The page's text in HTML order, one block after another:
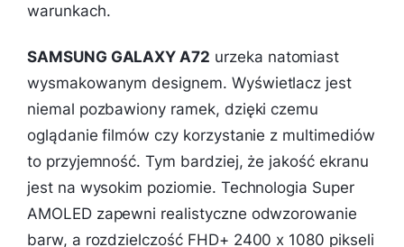
warunkach.
SAMSUNG GALAXY A72 urzeka natomiast
wysmakowanym designem. Wyświetlacz jest
niemal pozbawiony ramek, dzięki czemu
oglądanie filmów czy korzystanie z multimediów
to przyjemność. Tym bardziej, że jakość ekranu
jest na wysokim poziomie. Technologia Super
AMOLED zapewni realistyczne odwzorowanie
barw, a rozdzielczość FHD+ 2400 x 1080 pikseli